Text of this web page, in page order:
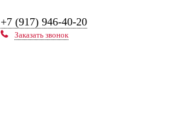
+7 (917) 946-40-20
Заказать звонок